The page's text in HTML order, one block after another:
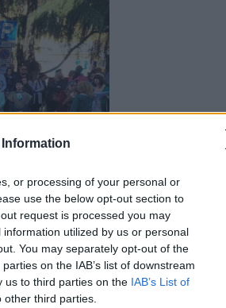
or processing of your personal or
use the below opt-out section to
request is processed you may
utilized by us or personal
You may separately opt-out of the
on the IAB’s list of downstream
us to third parties on the IAB’s List of
third parties.